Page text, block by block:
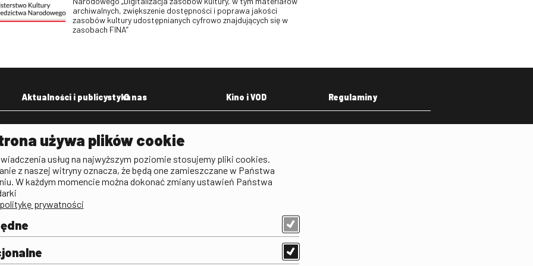
archiwalnych, zwiększenie dostępności i poprawa jakości
zasobów kultury udostępnianych cyfrowo znajdujących się w
zasobach FINA”
i
Aktualności i publicystyka
Aktualności
Publicystyka filmowa
O nas
Deklaracja dostępności
Polityka antykorupcyjna
Praca w FINA
Kino i VOD Regulaminy
używa plików cookie
usług na najwyższym poziomie stosujemy pliki cookies.
z naszej witryny oznacza, że będą one zamieszczane w Państwa
W każdym momencie można dokonać zmiany ustawień Państwa
prywatności